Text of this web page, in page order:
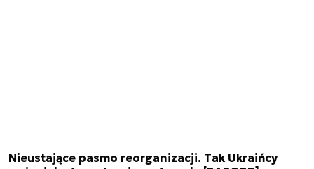
Nieustające pasmo reorganizacji. Tak Ukraińcy